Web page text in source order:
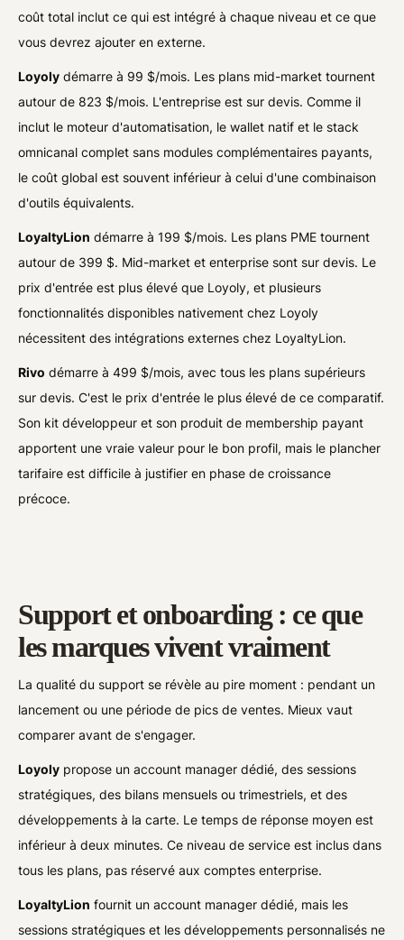
coût total inclut ce qui est intégré à chaque niveau et ce que
vous devrez ajouter en externe.
Loyoly démarre à 99 $/mois. Les plans mid-market tournent
autour de 823 $/mois. L'entreprise est sur devis. Comme il
inclut le moteur d'automatisation, le wallet natif et le stack
omnicanal complet sans modules complémentaires payants,
le coût global est souvent inférieur à celui d'une combinaison
d'outils équivalents.
LoyaltyLion démarre à 199 $/mois. Les plans PME tournent
autour de 399 $. Mid-market et enterprise sont sur devis. Le
prix d'entrée est plus élevé que Loyoly, et plusieurs
fonctionnalités disponibles nativement chez Loyoly
nécessitent des intégrations externes chez LoyaltyLion.
Rivo démarre à 499 $/mois, avec tous les plans supérieurs
sur devis. C'est le prix d'entrée le plus élevé de ce comparatif.
Son kit développeur et son produit de membership payant
apportent une vraie valeur pour le bon profil, mais le plancher
tarifaire est difficile à justifier en phase de croissance
précoce.
Support et onboarding : ce que
les marques vivent vraiment
La qualité du support se révèle au pire moment : pendant un
lancement ou une période de pics de ventes. Mieux vaut
comparer avant de s'engager.
Loyoly propose un account manager dédié, des sessions
stratégiques, des bilans mensuels ou trimestriels, et des
développements à la carte. Le temps de réponse moyen est
inférieur à deux minutes. Ce niveau de service est inclus dans
tous les plans, pas réservé aux comptes enterprise.
LoyaltyLion fournit un account manager dédié, mais les
sessions stratégiques et les développements personnalisés ne